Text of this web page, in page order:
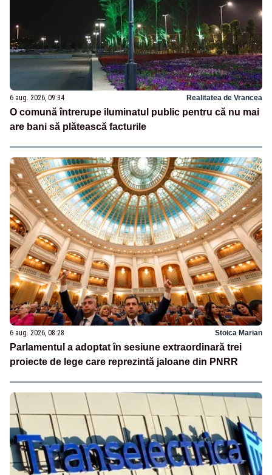
6 aug. 2026, 09:34 Realitatea de Vrancea
O comună întrerupe iluminatul public pentru că nu mai
are bani să plătească facturile
6 aug. 2026, 08:28 Stoica Marian
Parlamentul a adoptat în sesiune extraordinară trei
proiecte de lege care reprezintă jaloane din PNRR